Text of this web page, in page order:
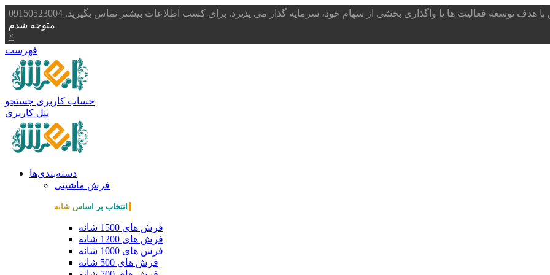
با هدف توسعه فعالیت ها یا واگذاری بخشی از سهام خود، سرمایه گذار می پذیرد. برای کسب اطلاعات بیشتر تماس بگیرید. 09150523004
متوجه شدم
×
فهرست
حساب کاربری جستجو
پنل کاربری
دسته‌بندی‌ها
فرش ماشینی
انتخاب بر اساس شانه
فرش های 1500 شانه
فرش های 1200 شانه
فرش های 1000 شانه
فرش های 500 شانه